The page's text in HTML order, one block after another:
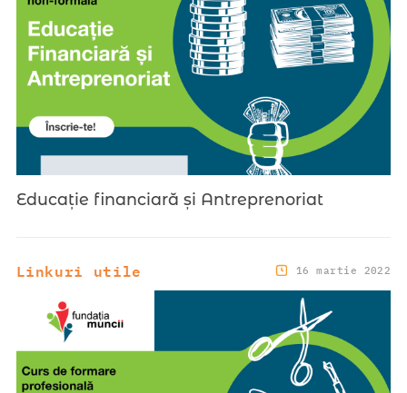
Educație financiară și Antreprenoriat
Linkuri utile 16 martie 2022